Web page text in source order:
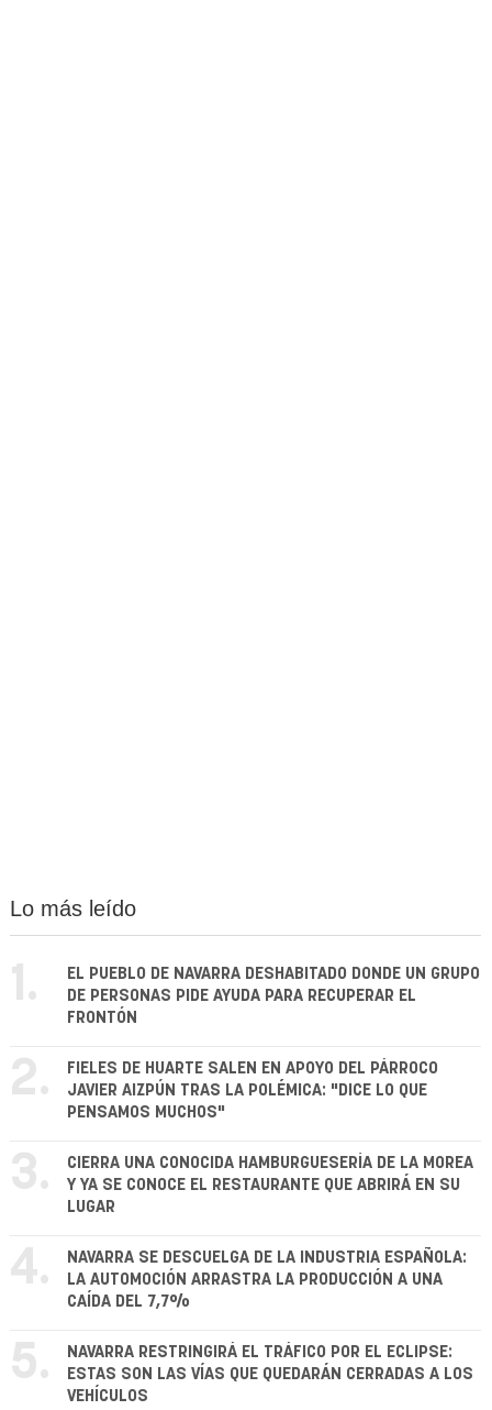
Lo más leído
1.
EL PUEBLO DE NAVARRA DESHABITADO DONDE UN GRUPO
DE PERSONAS PIDE AYUDA PARA RECUPERAR EL
FRONTÓN
2.
FIELES DE HUARTE SALEN EN APOYO DEL PÁRROCO
JAVIER AIZPÚN TRAS LA POLÉMICA: "DICE LO QUE
PENSAMOS MUCHOS"
3.
CIERRA UNA CONOCIDA HAMBURGUESERÍA DE LA MOREA
Y YA SE CONOCE EL RESTAURANTE QUE ABRIRÁ EN SU
LUGAR
4.
NAVARRA SE DESCUELGA DE LA INDUSTRIA ESPAÑOLA:
LA AUTOMOCIÓN ARRASTRA LA PRODUCCIÓN A UNA
CAÍDA DEL 7,7%
5.
NAVARRA RESTRINGIRÁ EL TRÁFICO POR EL ECLIPSE:
ESTAS SON LAS VÍAS QUE QUEDARÁN CERRADAS A LOS
VEHÍCULOS